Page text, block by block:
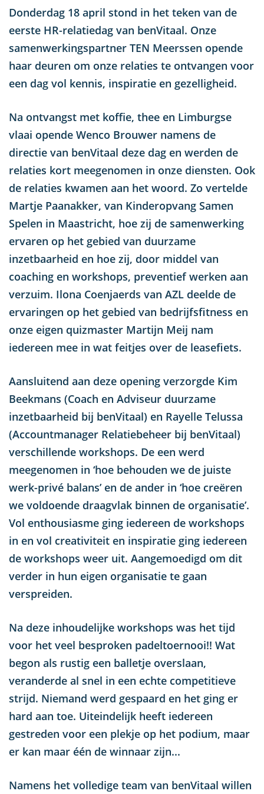
Donderdag 18 april stond in het teken van de
eerste HR-relatiedag van benVitaal. Onze
samenwerkingspartner TEN Meerssen opende
haar deuren om onze relaties te ontvangen voor
een dag vol kennis, inspiratie en gezelligheid.
Na ontvangst met koffie, thee en Limburgse
vlaai opende Wenco Brouwer namens de
directie van benVitaal deze dag en werden de
relaties kort meegenomen in onze diensten. Ook
de relaties kwamen aan het woord. Zo vertelde
Martje Paanakker, van Kinderopvang Samen
Spelen in Maastricht, hoe zij de samenwerking
ervaren op het gebied van duurzame
inzetbaarheid en hoe zij, door middel van
coaching en workshops, preventief werken aan
verzuim. Ilona Coenjaerds van AZL deelde de
ervaringen op het gebied van bedrijfsfitness en
onze eigen quizmaster Martijn Meij nam
iedereen mee in wat feitjes over de leasefiets.
Aansluitend aan deze opening verzorgde Kim
Beekmans (Coach en Adviseur duurzame
inzetbaarheid bij benVitaal) en Rayelle Telussa
(Accountmanager Relatiebeheer bij benVitaal)
verschillende workshops. De een werd
meegenomen in ‘hoe behouden we de juiste
werk-privé balans’ en de ander in ‘hoe creëren
we voldoende draagvlak binnen de organisatie’.
Vol enthousiasme ging iedereen de workshops
in en vol creativiteit en inspiratie ging iedereen
de workshops weer uit. Aangemoedigd om dit
verder in hun eigen organisatie te gaan
verspreiden.
Na deze inhoudelijke workshops was het tijd
voor het veel besproken padeltoernooi!! Wat
begon als rustig een balletje overslaan,
veranderde al snel in een echte competitieve
strijd. Niemand werd gespaard en het ging er
hard aan toe. Uiteindelijk heeft iedereen
gestreden voor een plekje op het podium, maar
er kan maar één de winnaar zijn...
Namens het volledige team van benVitaal willen